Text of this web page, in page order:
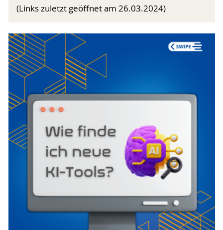
(Links zuletzt geöffnet am 26.03.2024)